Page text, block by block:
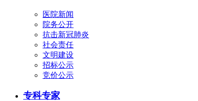
医院新闻
院务公开
抗击新冠肺炎
社会责任
文明建设
招标公示
竞价公示
专科专家